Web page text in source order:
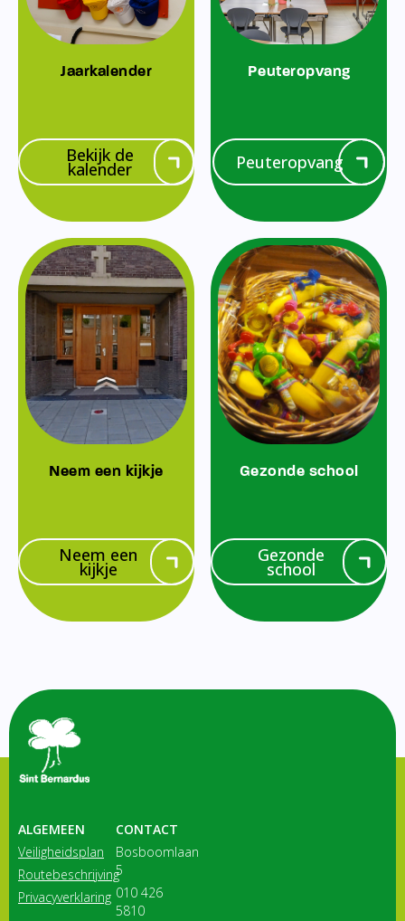
Jaarkalender
Bekijk de
kalender
Peuteropvang
Peuteropvang
Neem een kijkje
Neem een
kijkje
Gezonde school
Gezonde
school
ALGEMEEN
Veiligheidsplan
Routebeschrijving
Privacyverklaring
CONTACT
Bosboomlaan
5
010 426
5810